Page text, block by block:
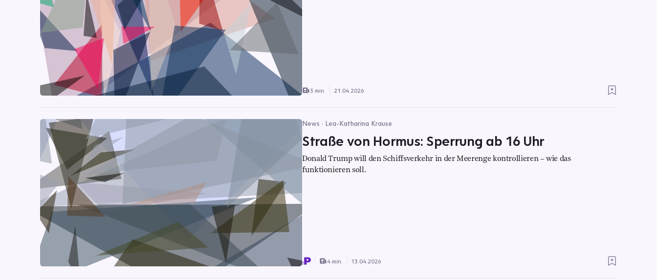
3 min. 21.04.2026
News · Lea-Katharina Krause
Straße von Hormus: Sperrung ab 16 Uhr
Donald Trump will den Schiffsverkehr in der Meerenge kontrollieren – wie das
funktionieren soll.
4 min. 13.04.2026